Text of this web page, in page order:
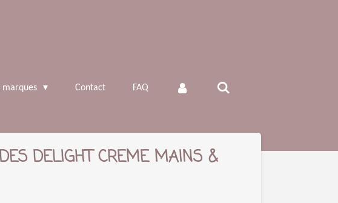
marques Contact FAQ
DELIGHT CREME MAINS &